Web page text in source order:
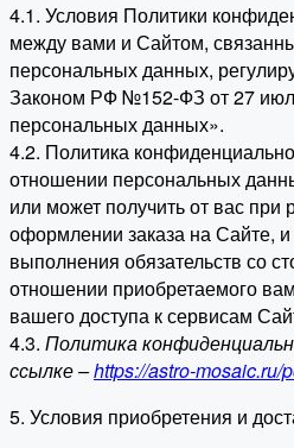
4.1. Условия Политики
между вами и Сайтом,
персональных данных,
Законом РФ №152-ФЗ от 27
персональных данных».
4.2. Политика
отношении персональных
или может получить от вас при
оформлении заказа на Сайте,
выполнения обязательств со
отношении приобретаемого
вашего доступа к сервисам
4.3. Политика
ссылке –https://astro-
5. Условия приобретения и